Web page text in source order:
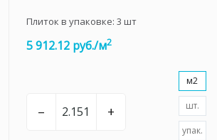
Плиток в упаковке: 3 шт
5 912.12 руб./м2
– +
м2
шт.
упак.